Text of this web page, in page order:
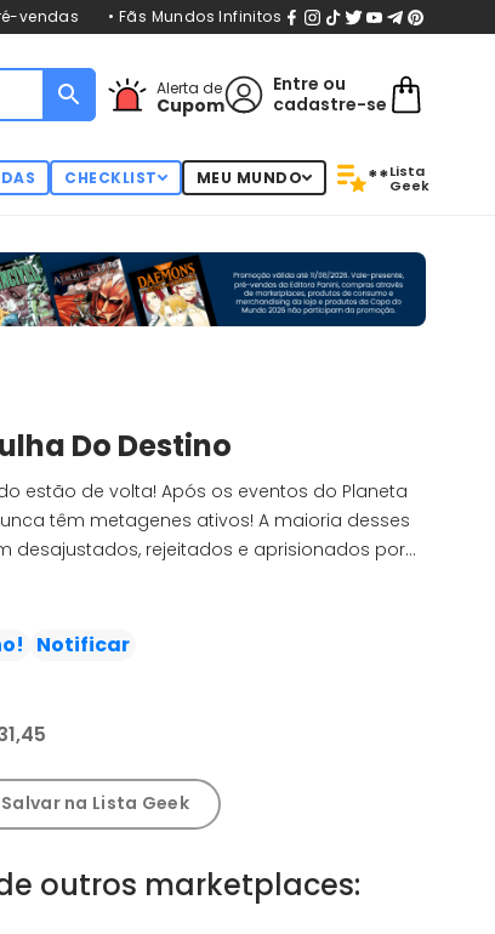
vendas • Fãs Mundos Infinitos
Alerta de
Cupom
Entre ou
cadastre-se
CHECKLIST MEU MUNDO **Lista
Geek
Do Destino
estão de volta! Após os eventos do Planeta
têm metagenes ativos! A maioria desses
desajustados, rejeitados e aprisionados por
no escuro, perdidos para um
cobaias - bombas-relógio que só podem
do Destino! Com uma nova Chefe
Homem-Robô e o Homem Negativo, a equipe
às ruas
Notificar
Salvar na Lista Geek
outros marketplaces: